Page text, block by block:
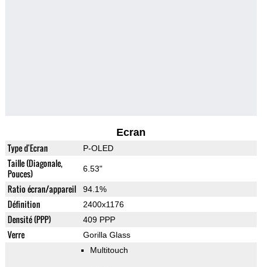
Ecran
Type d'Ecran P-OLED
Taille (Diagonale,
Pouces)
6.53"
Ratio écran/appareil 94.1%
Définition 2400x1176
Densité (PPP) 409 PPP
Verre Gorilla Glass
Multitouch